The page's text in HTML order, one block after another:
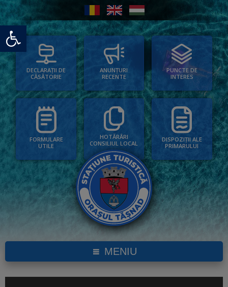
Deschide bara de unelte
DECLARAȚII DE
CĂSĂTORIE
ANUNȚURI
RECENTE
PUNCTE DE
INTERES
FORMULARE
UTILE
HOTĂRÂRI
CONSILIUL LOCAL
DISPOZIȚII ALE
PRIMARULUI
MENIU